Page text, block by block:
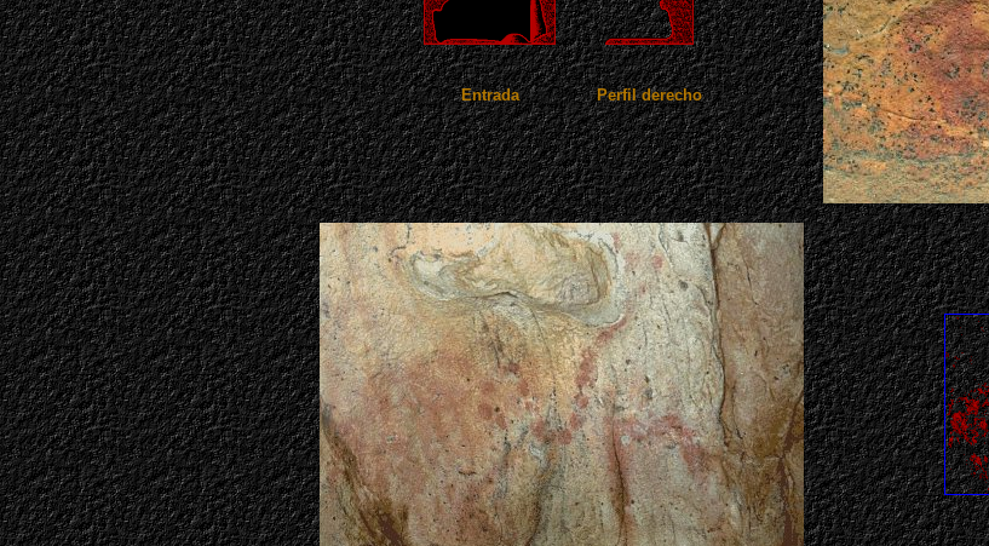
Entrada Perfil derecho